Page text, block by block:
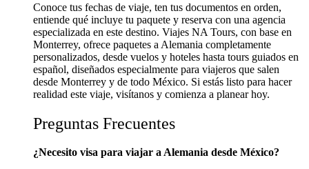
Conoce tus fechas de viaje, ten tus documentos en orden,
entiende qué incluye tu paquete y reserva con una agencia
especializada en este destino. Viajes NA Tours, con base en
Monterrey, ofrece paquetes a Alemania completamente
personalizados, desde vuelos y hoteles hasta tours guiados en
español, diseñados especialmente para viajeros que salen
desde Monterrey y de todo México. Si estás listo para hacer
realidad este viaje, visítanos y comienza a planear hoy.
Preguntas Frecuentes
¿Necesito visa para viajar a Alemania desde México?